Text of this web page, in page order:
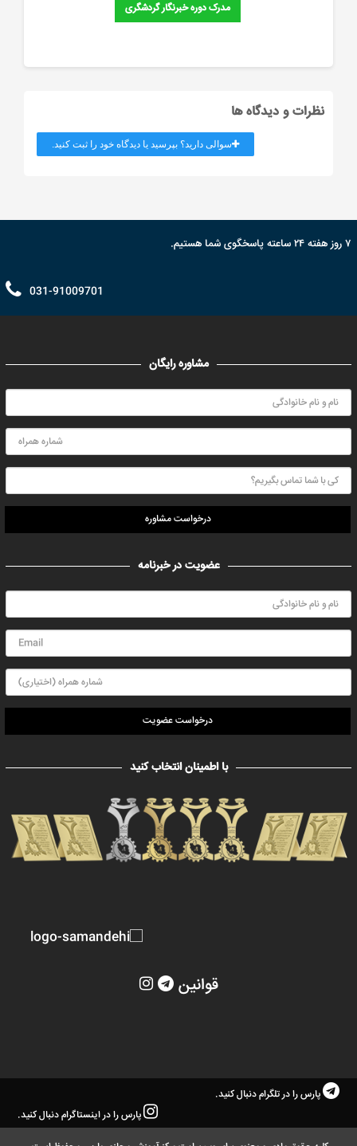
مدرک دوره خبرنگار گردشگری
نظرات و دیدگاه ها
سوالی دارید؟ بپرسید یا دیدگاه خود را ثبت کنید.
۷ روز هفته ۲۴ ساعته پاسخگوی شما هستیم.
031-91009701
مشاوره رایگان
درخواست مشاوره
عضویت در خبرنامه
درخواست عضویت
با اطمینان انتخاب کنید
قوانین
پارس را در تلگرام دنبال کنید.
پارس را در اینستاگرام دنبال کنید.